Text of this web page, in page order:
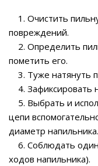
1. Очистить
повреждений.
2. Определить
пометить его.
3. Туже натянуть
4. Зафиксировать
5. Выбрать и
цепи
диаметр напильника.
6. Соблюдать
ходов напильника).